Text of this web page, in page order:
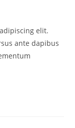
elit.
ante dapibus